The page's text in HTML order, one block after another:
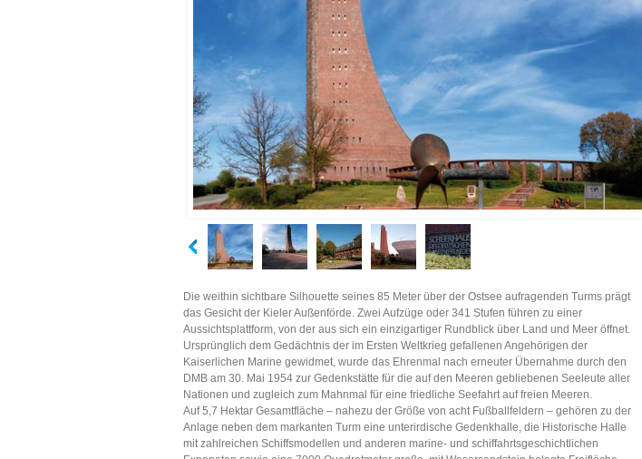
Die weithin sichtbare Silhouette seines 85 Meter über der Ostsee aufragenden Turms prägt
das Gesicht der Kieler Außenförde. Zwei Aufzüge oder 341 Stufen führen zu einer
Aussichtsplattform, von der aus sich ein einzigartiger Rundblick über Land und Meer öffnet.
Ursprünglich dem Gedächtnis der im Ersten Weltkrieg gefallenen Angehörigen der
Kaiserlichen Marine gewidmet, wurde das Ehrenmal nach erneuter Übernahme durch den
DMB am 30. Mai 1954 zur Gedenkstätte für die auf den Meeren gebliebenen Seeleute aller
Nationen und zugleich zum Mahnmal für eine friedliche Seefahrt auf freien Meeren.
Auf 5,7 Hektar Gesamtfläche – nahezu der Größe von acht Fußballfeldern – gehören zu der
Anlage neben dem markanten Turm eine unterirdische Gedenkhalle, die Historische Halle
mit zahlreichen Schiffsmodellen und anderen marine- und schiffahrtsgeschichtlichen